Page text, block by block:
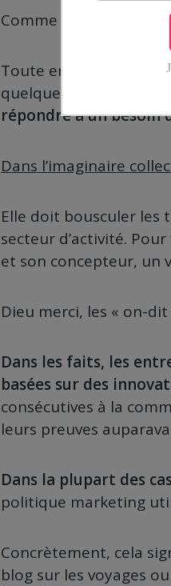
Comme chacun se
Toute entité
quelque chose de
répondre à un besoin
Dans l’imaginaire
Elle doit bousculer les
secteur d’activité.
et son concepteur, un
Dieu merci, les « on-
Dans les faits, les
basées sur des
consécutives à la
leurs preuves
Dans la plupart des
politique marketing
Concrètement, cela
blog sur les voyages